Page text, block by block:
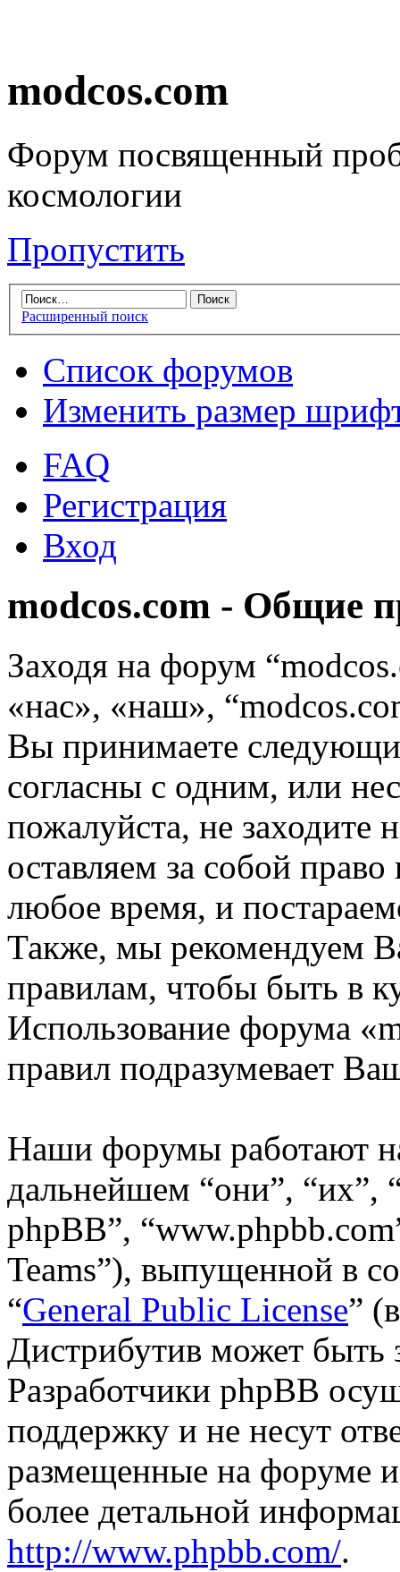
modcos.com
Форум посвященный
космологии
Пропустить
Расширенный поиск
Список форумов
Изменить размер
FAQ
Регистрация
Вход
modcos.com - Общие
Заходя на форум
«нас», «наш»,
Вы принимаете
согласны с одним, или
пожалуйста, не
оставляем за собой
любое время, и
Также, мы рекомендуем
правилам, чтобы быть в
Использование форума
правил подразумевает
Наши форумы работают
дальнейшем “они”, “их”,
phpBB”,
Teams”), выпущенной в
“General Public License”
Дистрибутив может быть
Разработчики phpBB
поддержку и не несут
размещенные на форуме
более детальной
http://www.phpbb.com/.